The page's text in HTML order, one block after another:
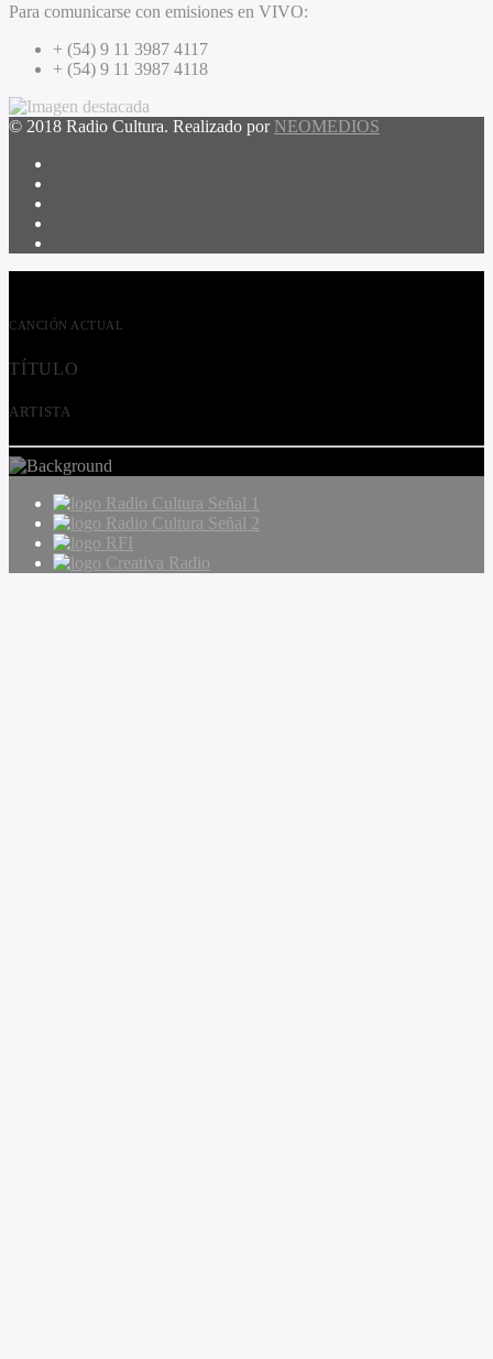
Para comunicarse con emisiones en VIVO:
+ (54) 9 11 3987 4117
+ (54) 9 11 3987 4118
© 2018 Radio Cultura. Realizado por NEOMEDIOS
CANCIÓN ACTUAL
TÍTULO
ARTISTA
Radio Cultura Señal 1
Radio Cultura Señal 2
RFI
Creativa Radio